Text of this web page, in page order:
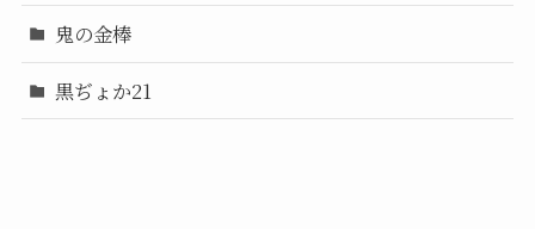
鬼の金棒
黒ぢょか21